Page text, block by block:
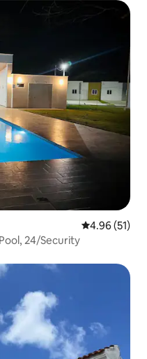
Calificación
4.96 (51)
24/Security
huéspedes